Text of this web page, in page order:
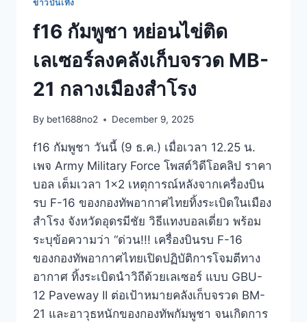
ข่าวบันเทิง
f16 กัมพูชา หย่อนไข่ติด
เลเซอร์ลงคลังเก็บจรวด MB-
21 กลางเมืองสำโรง
By bet1688no2 December 9, 2025
f16 กัมพูชา วันนี้ (9 ธ.ค.) เมื่อเวลา 12.25 น.
เพจ Army Military Force โพสต์วิดีโอคลิป ราคา
บอล เต็มเวลา 1×2 เหตุการณ์หลังจากเครื่องบิน
รบ F-16 ของกองทัพอากาศไทยทิ้งระเบิดในเมือง
สำโรง จังหวัดอุดรมีชัย วิธีแทงบอลเดี่ยว พร้อม
ระบุข้อความว่า “ด่วน!!! เครื่องบินรบ F-16
ของกองทัพอากาศไทยเปิดปฏิบัติการโจมตีทาง
อากาศ ทิ้งระเบิดนำวิถีด้วยเลเซอร์ แบบ GBU-
12 Paveway II ต่อเป้าหมายคลังเก็บจรวด BM-
21 และอาวุธหนักของกองทัพกัมพูชา จนเกิดการ